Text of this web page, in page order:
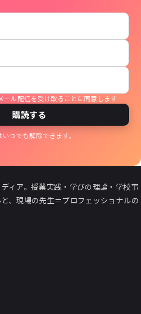
ール配信を受け取ることに同意します
購読する
つでも解除できます。
ィア。授業実践・学びの理論・学校事
、現場の先生＝プロフェッショナルの